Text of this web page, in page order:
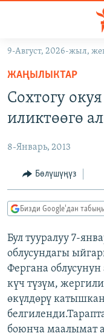
Навигацияга
өтүңүз
Издөөгө
салыңызКЫРГЫЗСТАН
ЭКОНОМИКА
МАДАНИЯТ
БОРБОР АЗИЯ
АТАЙЫН ИЛИКТӨӨ
ТВ ПРОГРАММАЛАР
ЭКСПЕРТТЕР ТАЛДАЙТ
БИЗ ЖАНА ДҮЙНӨ
ДАНИСТЕ
ЭЖЕ-СИҢДИЛЕР
АЗАТТЫК+
ЫҢГАЙСЫЗ СУРООЛОР
ӨЗГӨЧӨ ПИКИР
Русский
ОНЛАЙН ШЕРИНЕ
9-Август, 2026-жыл,
ЖАҢЫЛЫКТАР
Сохтогу
иликтөөгө
8-Январь, 2013
Бөлүшүңүз
Бизди Google'дан
Бул тууралуу 7-
облусундагы
Фергана
күч түзүм,
өкүлдөрү
боюнча маалымат